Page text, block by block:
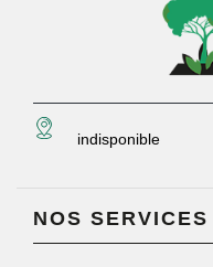
indisponible
NOS SERVICES